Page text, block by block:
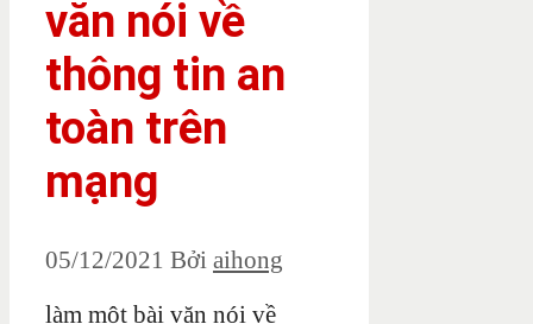
văn nói về
thông tin an
toàn trên
mạng
05/12/2021 Bởi aihong
làm một bài văn nói về